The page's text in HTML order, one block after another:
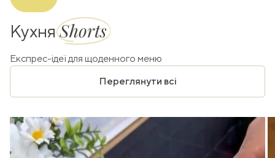
КухняShorts
Експрес-ідеї для щоденного меню
Переглянути всі